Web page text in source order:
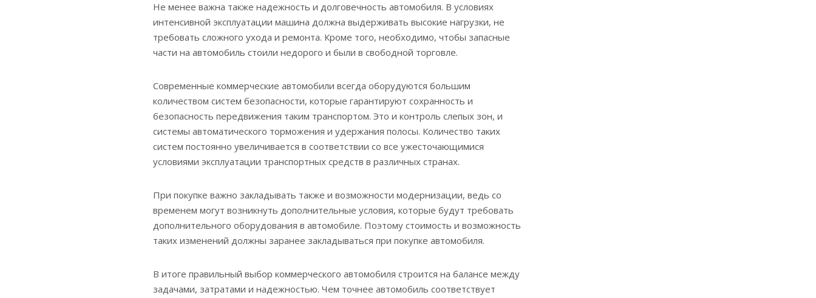
Не менее важна также надежность и долговечность автомобиля. В условиях
интенсивной эксплуатации машина должна выдерживать высокие нагрузки, не
требовать сложного ухода и ремонта. Кроме того, необходимо, чтобы запасные
части на автомобиль стоили недорого и были в свободной торговле.
Современные коммерческие автомобили всегда оборудуются большим
количеством систем безопасности, которые гарантируют сохранность и
безопасность передвижения таким транспортом. Это и контроль слепых зон, и
системы автоматического торможения и удержания полосы. Количество таких
систем постоянно увеличивается в соответствии со все ужесточающимися
условиями эксплуатации транспортных средств в различных странах.
При покупке важно закладывать также и возможности модернизации, ведь со
временем могут возникнуть дополнительные условия, которые будут требовать
дополнительного оборудования в автомобиле. Поэтому стоимость и возможность
таких изменений должны заранее закладываться при покупке автомобиля.
В итоге правильный выбор коммерческого автомобиля строится на балансе между
задачами, затратами и надежностью. Чем точнее автомобиль соответствует